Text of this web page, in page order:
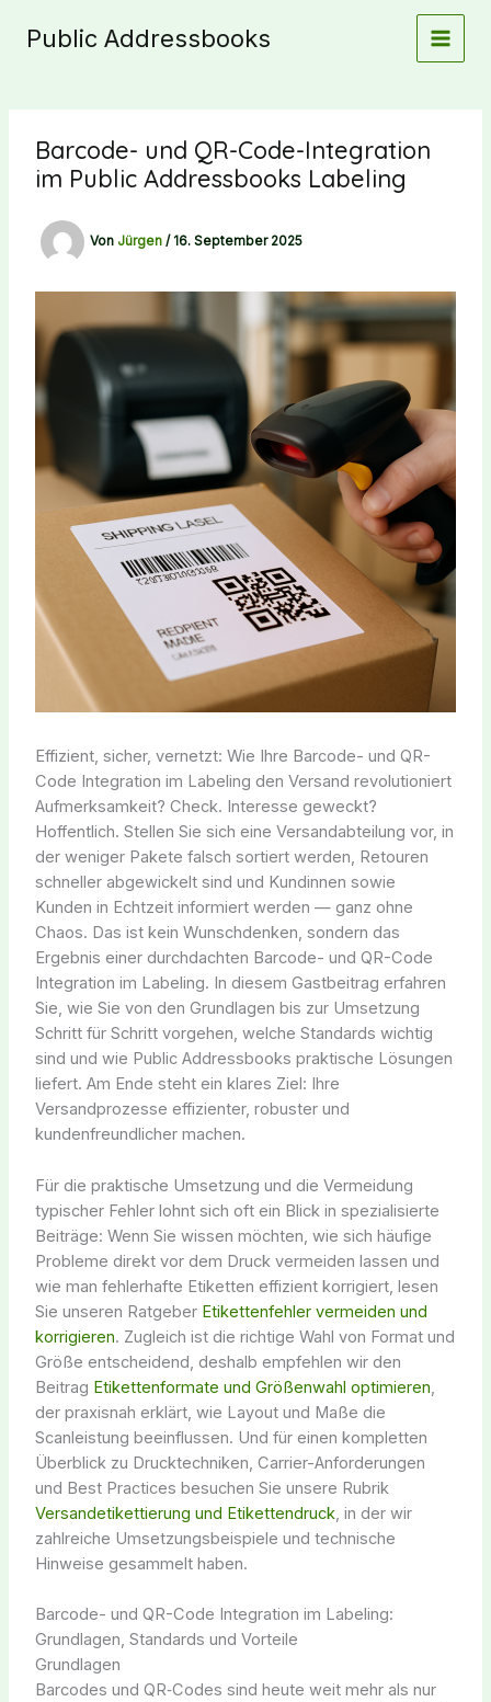
InhaltPublic Addressbooks
Barcode- und QR-Code-Integration
im Public Addressbooks Labeling
Von Jürgen / 16. September 2025
Effizient, sicher, vernetzt: Wie Ihre Barcode- und QR-
Code Integration im Labeling den Versand revolutioniert
Aufmerksamkeit? Check. Interesse geweckt?
Hoffentlich. Stellen Sie sich eine Versandabteilung vor, in
der weniger Pakete falsch sortiert werden, Retouren
schneller abgewickelt sind und Kundinnen sowie
Kunden in Echtzeit informiert werden — ganz ohne
Chaos. Das ist kein Wunschdenken, sondern das
Ergebnis einer durchdachten Barcode- und QR-Code
Integration im Labeling. In diesem Gastbeitrag erfahren
Sie, wie Sie von den Grundlagen bis zur Umsetzung
Schritt für Schritt vorgehen, welche Standards wichtig
sind und wie Public Addressbooks praktische Lösungen
liefert. Am Ende steht ein klares Ziel: Ihre
Versandprozesse effizienter, robuster und
kundenfreundlicher machen.
Für die praktische Umsetzung und die Vermeidung
typischer Fehler lohnt sich oft ein Blick in spezialisierte
Beiträge: Wenn Sie wissen möchten, wie sich häufige
Probleme direkt vor dem Druck vermeiden lassen und
wie man fehlerhafte Etiketten effizient korrigiert, lesen
Sie unseren Ratgeber Etikettenfehler vermeiden und
korrigieren. Zugleich ist die richtige Wahl von Format und
Größe entscheidend, deshalb empfehlen wir den
Beitrag Etikettenformate und Größenwahl optimieren,
der praxisnah erklärt, wie Layout und Maße die
Scanleistung beeinflussen. Und für einen kompletten
Überblick zu Drucktechniken, Carrier-Anforderungen
und Best Practices besuchen Sie unsere Rubrik
Versandetikettierung und Etikettendruck, in der wir
zahlreiche Umsetzungsbeispiele und technische
Hinweise gesammelt haben.
Barcode- und QR-Code Integration im Labeling:
Grundlagen, Standards und Vorteile
Grundlagen
Barcodes und QR‑Codes sind heute weit mehr als nur